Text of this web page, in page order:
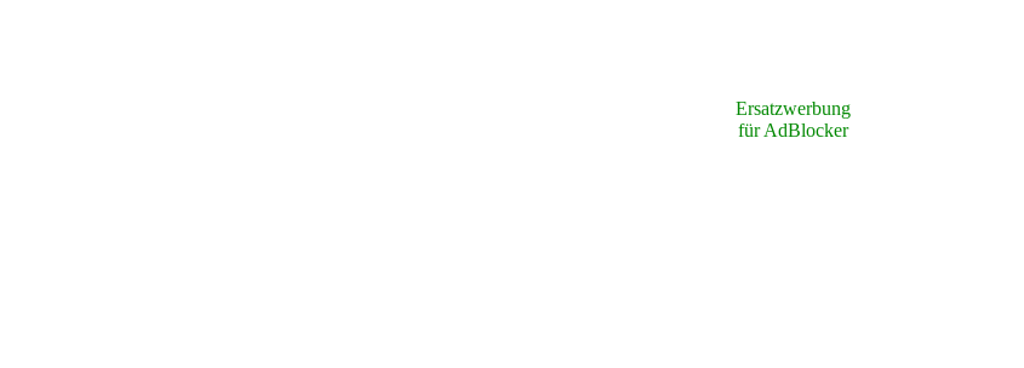
Ersatzwerbung
für AdBlocker